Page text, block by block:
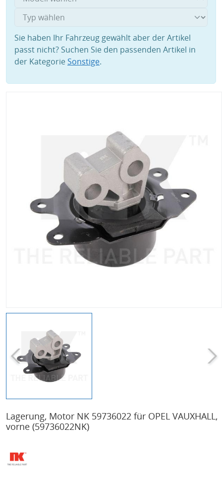
Sie haben Ihr Fahrzeug gewählt aber der Artikel
passt nicht? Suchen Sie den passenden Artikel in
der Kategorie Sonstige.
Lagerung, Motor NK 59736022 für OPEL VAUXHALL,
vorne (59736022NK)